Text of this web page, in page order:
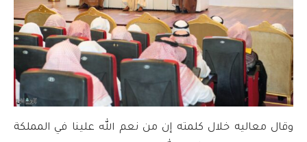
وقال معاليه خلال كلمته إن من نعم الله علينا في المملكة